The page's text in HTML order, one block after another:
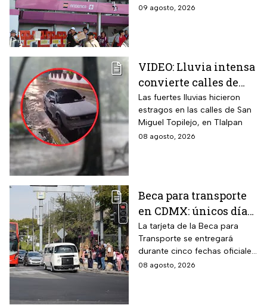
cómo van los principales
09 agosto, 2026
VIDEO: Lluvia intensa
convierte calles de
Tlalpan en ríos
Las fuertes lluvias hicieron
estragos en las calles de San
Miguel Topilejo, en Tlalpan
08 agosto, 2026
Beca para transporte
en CDMX: únicos días
para recoger la tarjeta
si te atrasaste
La tarjeta de la Beca para
Transporte se entregará
durante cinco fechas oficiales
en la CDMX; estos son los
08 agosto, 2026